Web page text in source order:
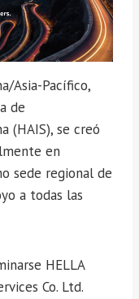
Asia-Pacífico,
de
(HAIS), se creó
en
sede regional de
a todas las
HELLA
Co. Ltd.